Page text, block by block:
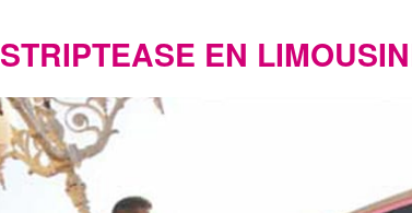
STRIPTEASE EN